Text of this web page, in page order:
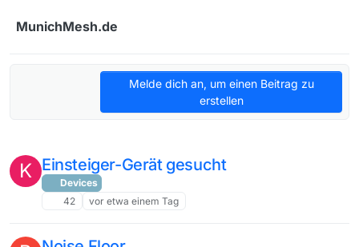
MunichMesh.de
Melde dich an, um einen Beitrag zu
erstellen
K Einsteiger-Gerät gesucht
Devices
42
vor etwa einem Tag